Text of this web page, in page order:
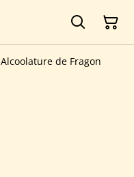
Alcoolature de Fragon